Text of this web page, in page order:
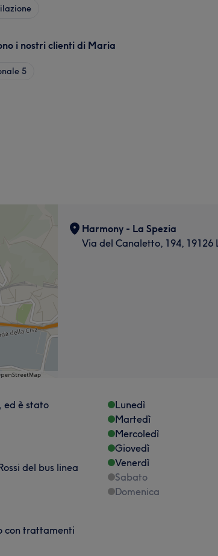
i nostri clienti di Maria
5
Harmony - La Spezia
Via del Canaletto, 194, 19126
ed è stato
del bus linea
con trattamenti
Lunedì
Martedì
Mercoledì
Giovedì
Venerdì
Sabato
Domenica